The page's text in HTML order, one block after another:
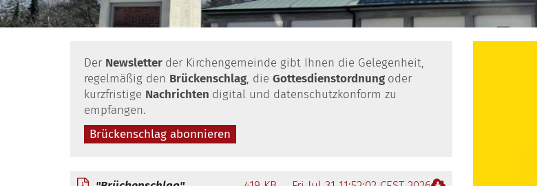
Der Newsletter der Kirchengemeinde gibt Ihnen die Gelegenheit,
regelmäßig den Brückenschlag, die Gottesdienstordnung oder
kurzfristige Nachrichten digital und datenschutzkonform zu
empfangen.
Brückenschlag abonnieren